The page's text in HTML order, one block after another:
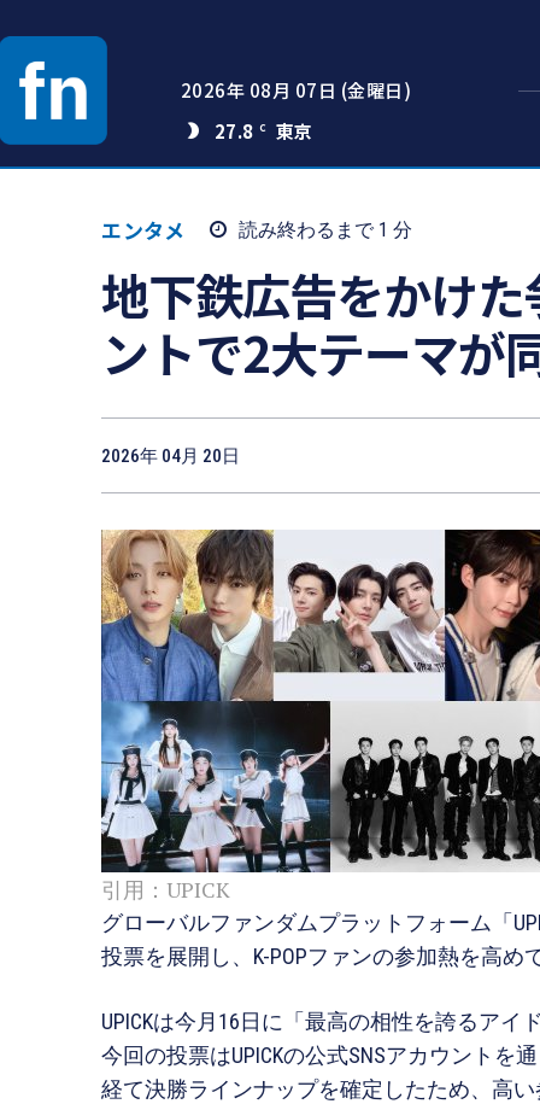
2026年 08月 07日 (金曜日)
27.8 C
エンタメ 読み終わるまで 1 分
地下鉄広告をかけ
ントで2大テーマが
2026年 04月 20日
引用：UPICK
グローバルファンダムプラットフォーム「
投票を展開し、K-POPファンの参加熱を高め
UPICKは今月16日に「最高の相性を誇るア
今回の投票はUPICKの公式SNSアカウントを
経て決勝ラインナップを確定したため、高